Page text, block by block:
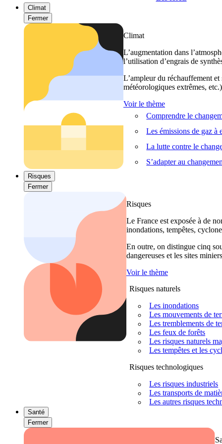
Climat
Fermer
Climat
L’augmentation dans
l’utilisation d’engrais de
L’ampleur du réchauffement
météorologiques extrêmes,
Voir le thème
Comprendre le
Les émissions de gaz à
La lutte contre le
S’adapter au
Risques
Fermer
Risques
Le France est exposée à de
inondations, tempêtes,
En outre, on distingue cinq
dangereuses et les sites
Voir le thème
Risques naturels
Les inondations
Les mouvements de
Les tremblements de
Les feux de forêts
Les risques naturels
Les tempêtes et les
Risques technologiques
Les risques industriels
Les transports de
Les autres risques
Santé
Fermer